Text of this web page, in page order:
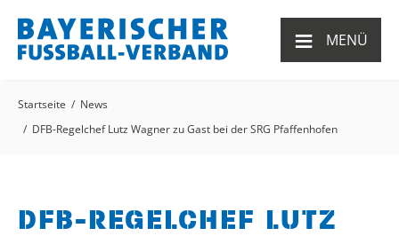
≡ MENÜ
Startseite
News
DFB-Regelchef Lutz Wagner zu Gast bei der SRG Pfaffenhofen
DFB-REGELCHEF LUTZ